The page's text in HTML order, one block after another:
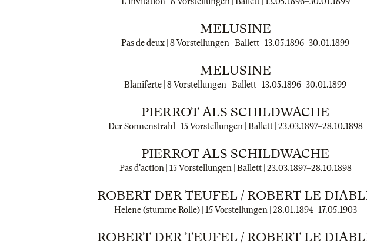
MELUSINE
Pas de deux | 8 Vorstellungen | Ballett | 13.05.1896–30.01.1899
MELUSINE
Blaniferte | 8 Vorstellungen | Ballett | 13.05.1896–30.01.1899
PIERROT ALS SCHILDWACHE
Der Sonnenstrahl | 15 Vorstellungen | Ballett | 23.03.1897–28.10.1898
PIERROT ALS SCHILDWACHE
Pas d'action | 15 Vorstellungen | Ballett | 23.03.1897–28.10.1898
ROBERT DER TEUFEL / ROBERT LE
Helene (stumme Rolle) | 15 Vorstellungen | 28.01.1894–17.05.1903
ROBERT DER TEUFEL / ROBERT LE